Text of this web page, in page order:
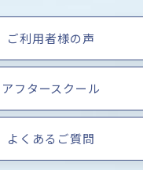
ご利用者様の声
アフタースクール
よくあるご質問